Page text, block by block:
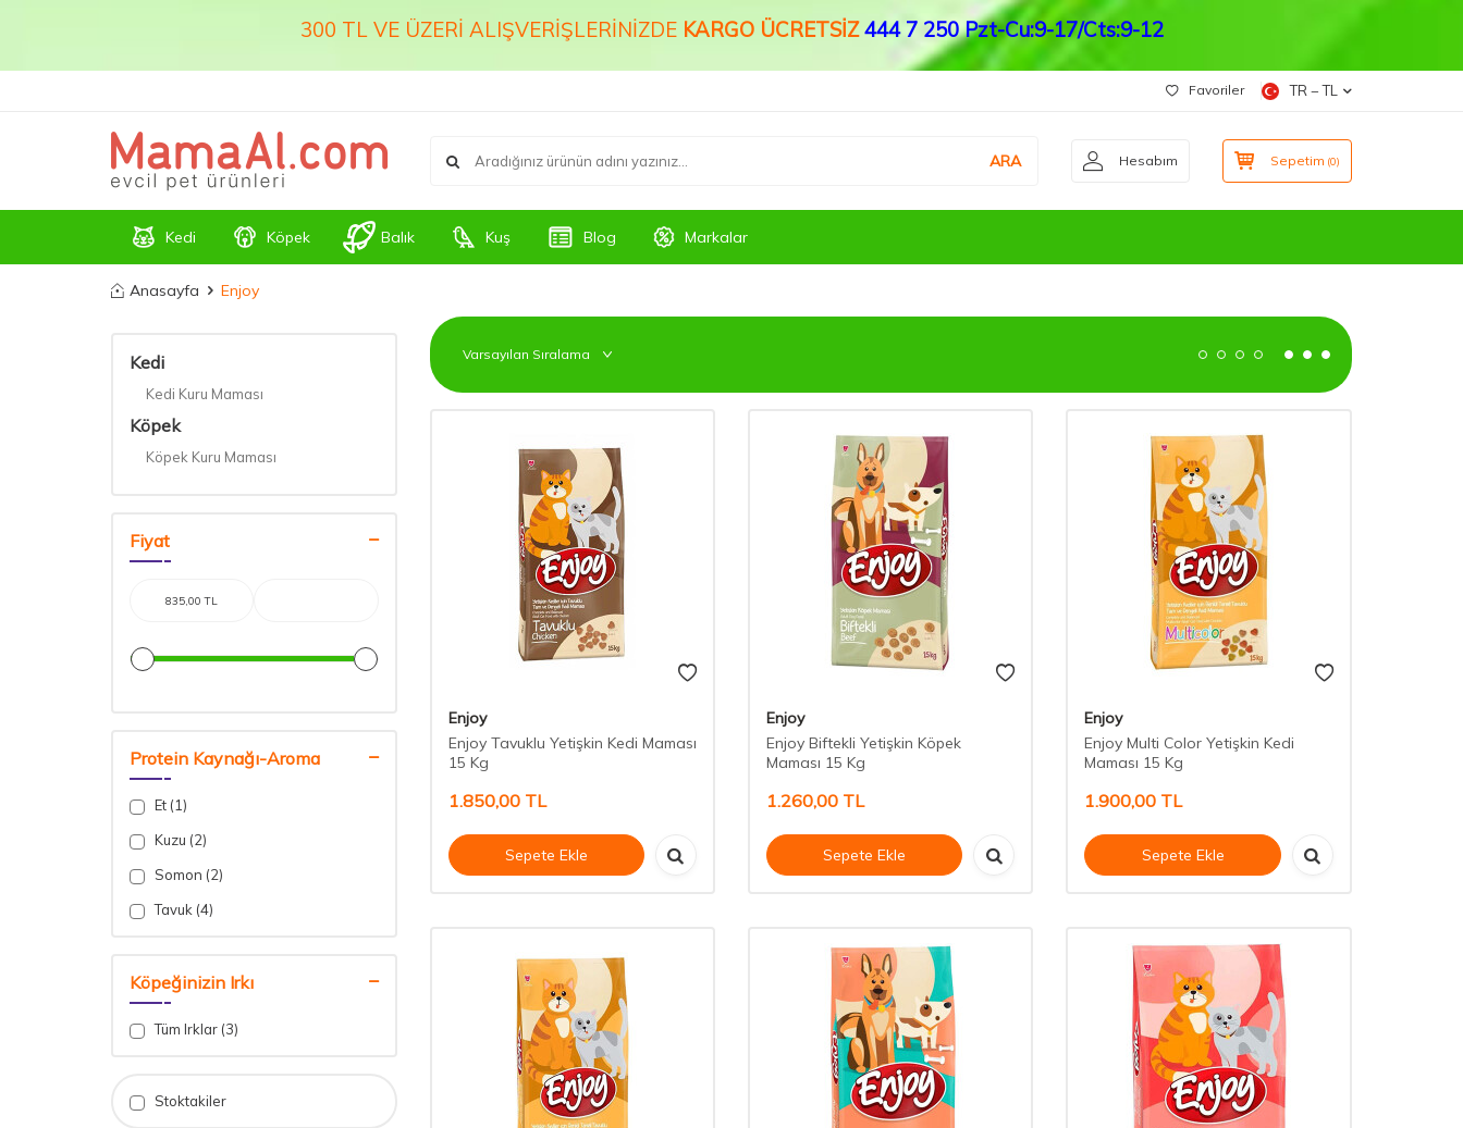
300 TL VE ÜZERİ ALIŞVERİŞLERİNİZDE KARGO ÜCRETSİZ444 7 250 Pzt-Cu:9-17/Cts:9-12
Favoriler TR − TL
ARA Hesabım Sepetim (0)
Kedi Köpek Balık Kuş Blog Markalar
Anasayfa Enjoy
Kedi
Kedi Kuru Maması
Köpek
Köpek Kuru Maması
Fiyat
Protein Kaynağı-Aroma
Et (1)
Kuzu (2)
Somon (2)
Tavuk (4)
Köpeğinizin Irkı
Tüm Irklar (3)
Stoktakiler
Enjoy
Enjoy Tavuklu Yetişkin Kedi Maması
15 Kg
1.850,00TL
Sepete Ekle
Enjoy
Enjoy Biftekli Yetişkin Köpek
Maması 15 Kg
1.260,00TL
Sepete Ekle
Enjoy
Enjoy Multi Color Yetişkin Kedi
Maması 15 Kg
1.900,00 TL
Sepete Ekle